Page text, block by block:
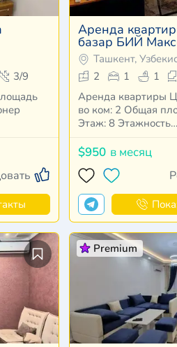
3/9
Аренда
базар БИЙ
Ташкент,
2
1 1
Аренда квартиры Цена 950 usd #Кол-
во ком: 2 Общая
Этаж: 8 Этажность…
$950 в месяц
Premium